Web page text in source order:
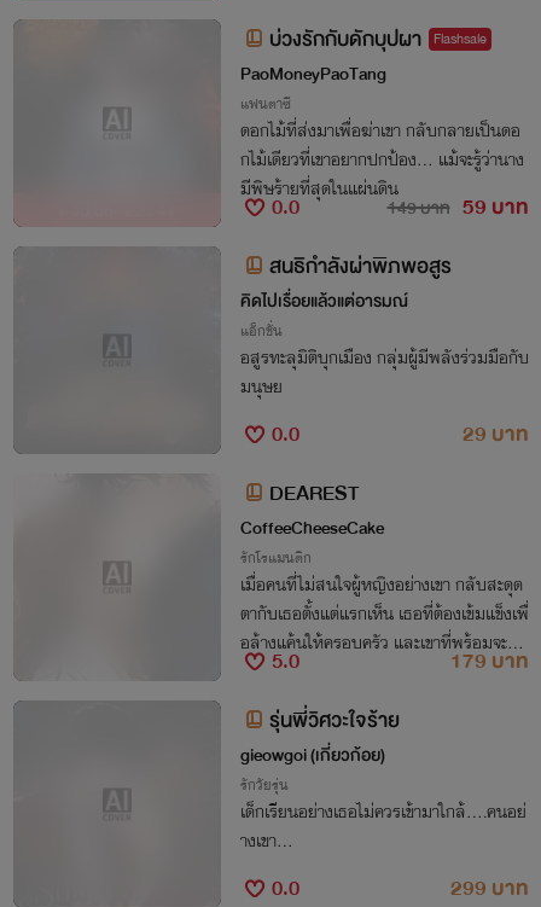
บ่วงรักกับดักบุปผา Flashsale
PaoMoneyPaoTang
แฟนตาซี
ดอกไม้ที่ส่งมาเพื่อฆ่าเขา กลับกลายเป็นดอ
กไม้เดียวที่เขาอยากปกป้อง… แม้จะรู้ว่านาง
มีพิษร้ายที่สุดในแผ่นดิน
0.0 149 บาท 59 บาท
สนธิกำลังผ่าพิภพอสูร
คิดไปเรื่อยแล้วแต่อารมณ์
แอ็กชั่น
อสูรทะลุมิติบุกเมือง กลุ่มผู้มีพลังร่วมมือกับ
มนุษย
0.0
29 บาท
DEAREST
CoffeeCheeseCake
รักโรแมนติก
เมื่อคนที่ไม่สนใจผู้หญิงอย่างเขา กลับสะดุด
ตากับเธอตั้งแต่แรกเห็น เธอที่ต้องเข้มแข็งเพื่
อล้างแค้นให้ครอบครัว และเขาที่พร้อมจะทำ
ทุกอย่างเพื่อปกป้องเธอที่รัก แม้เวลาจะเดินไ
ป..แต่ทั้งสองใจกลับไม่เคยลืมกัน
5.0
179 บาท
รุ่นพี่วิศวะใจร้าย
gieowgoi (เกี่ยวก้อย)
รักวัยรุ่น
เด็กเรียนอย่างเธอไม่ควรเข้ามาใกล้....คนอย่
างเขา...
0.0
299 บาท